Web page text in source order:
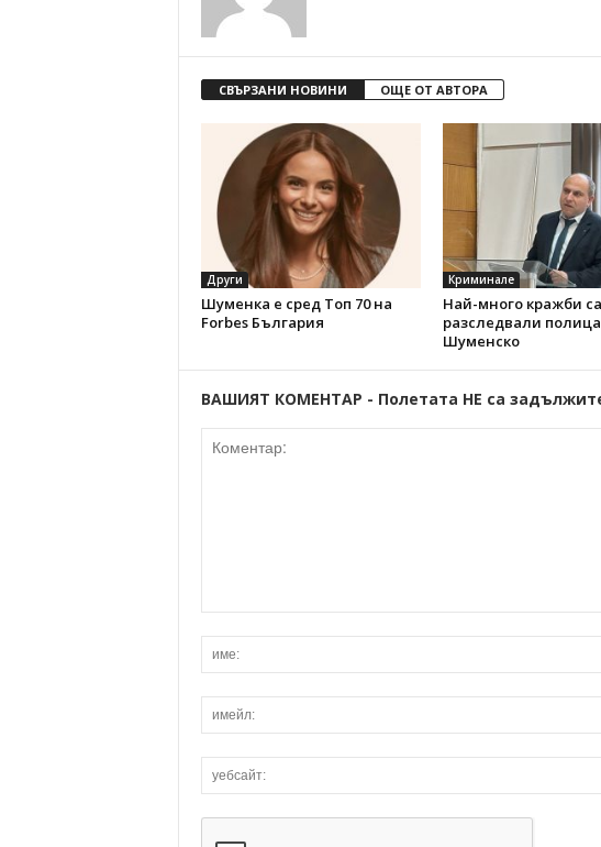
СВЪРЗАНИ НОВИНИ ОЩЕ ОТ АВТОРА
Други
Шуменка е сред Топ 70 на
Forbes България
Криминале
Най-много кражби са
разследвали
Шуменско
ВАШИЯТ КОМЕНТАР - Полетата НЕ са